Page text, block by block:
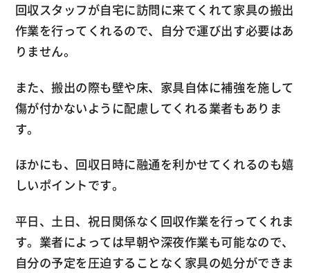
回収スタッフが自宅に訪問に来てくれて家具の搬出
作業を行ってくれるので、自分で運び出す必要はあ
りません。
また、搬出の際も壁や床、家具自体に補強を施して
傷が付かないように配慮してくれる業者もありま
す。
ほかにも、回収日時に融通を利かせてくれるのも嬉
しいポイントです。
平日、土日、祝日関係なく回収作業を行ってくれま
す。業者によっては早朝や深夜作業も可能なので、
自分の予定を圧迫することなく家具の処分ができま